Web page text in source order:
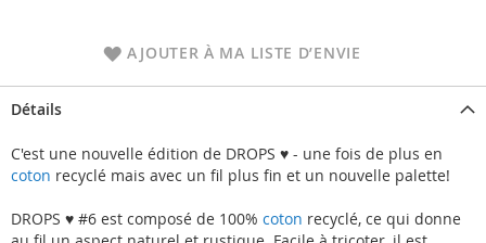
AJOUTER À MA LISTE D’ENVIE
Détails
C'est une nouvelle édition de DROPS ♥ - une fois de plus en
coton recyclé mais avec un fil plus fin et un nouvelle palette!
DROPS ♥ #6 est composé de 100% coton recyclé, ce qui donne